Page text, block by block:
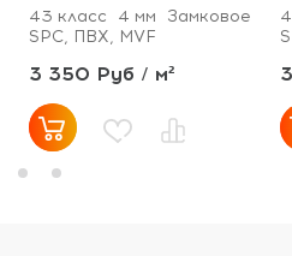
43 класс
4 мм
Замковое
SPC, ПВХ, MVF
3 350 Руб / м²